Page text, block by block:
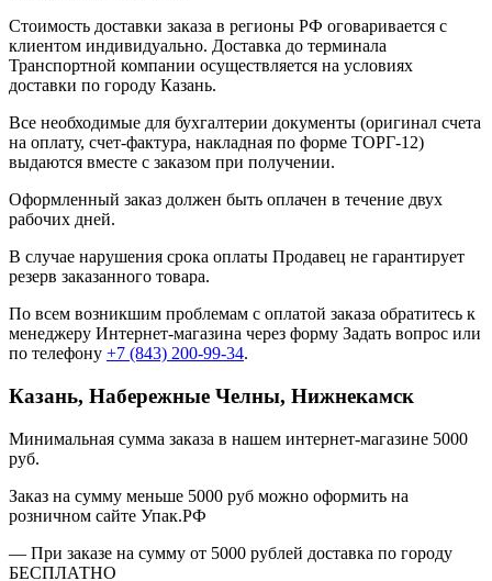
Стоимость доставки заказа в регионы РФ оговаривается с
клиентом индивидуально. Доставка до терминала
Транспортной компании осуществляется на условиях
доставки по городу Казань.
Все необходимые для бухгалтерии документы (оригинал счета
на оплату, счет-фактура, накладная по форме ТОРГ-12)
выдаются вместе с заказом при получении.
Оформленный заказ должен быть оплачен в течение двух
рабочих дней.
В случае нарушения срока оплаты Продавец не гарантирует
резерв заказанного товара.
По всем возникшим проблемам с оплатой заказа обратитесь к
менеджеру Интернет-магазина через форму Задать вопрос или
по телефону +7 (843) 200-99-34.
Казань, Набережные Челны, Нижнекамск
Минимальная сумма заказа в нашем интернет-магазине 5000
руб.
Заказ на сумму меньше 5000 руб можно оформить на
розничном сайте Упак.РФ
— При заказе на сумму от 5000 рублей доставка по городу
БЕСПЛАТНО